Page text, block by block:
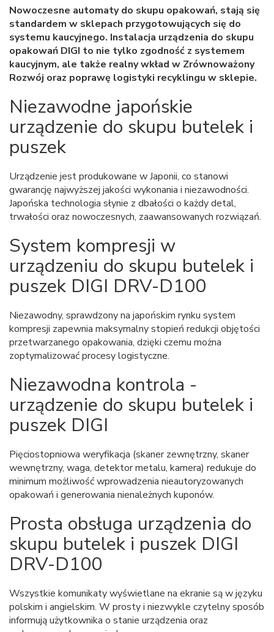
Nowoczesne automaty do skupu opakowań, stają się
standardem w sklepach przygotowujących się do
systemu kaucyjnego. Instalacja urządzenia do skupu
opakowań DIGI to nie tylko zgodność z systemem
kaucyjnym, ale także realny wkład w Zrównoważony
Rozwój oraz poprawę logistyki recyklingu w sklepie.
Niezawodne japońskie
urządzenie do skupu butelek i
puszek
Urządzenie jest produkowane w Japonii, co stanowi
gwarancję najwyższej jakości wykonania i niezawodności.
Japońska technologia słynie z dbałości o każdy detal,
trwałości oraz nowoczesnych, zaawansowanych rozwiązań.
System kompresji w
urządzeniu do skupu butelek i
puszek DIGI DRV-D100
Niezawodny, sprawdzony na japońskim rynku system
kompresji zapewnia maksymalny stopień redukcji objętości
przetwarzanego opakowania, dzięki czemu można
zoptymalizować procesy logistyczne.
Niezawodna kontrola -
urządzenie do skupu butelek i
puszek DIGI
Pięciostopniowa weryfikacja (skaner zewnętrzny, skaner
wewnętrzny, waga, detektor metalu, kamera) redukuje do
minimum możliwość wprowadzenia nieautoryzowanych
opakowań i generowania nienależnych kuponów.
Prosta obsługa urządzenia do
skupu butelek i puszek DIGI
DRV-D100
Wszystkie komunikaty wyświetlane na ekranie są w języku
polskim i angielskim. W prosty i niezwykle czytelny sposób
informują użytkownika o stanie urządzenia oraz